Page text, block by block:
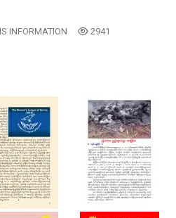
INFORMATION 2941